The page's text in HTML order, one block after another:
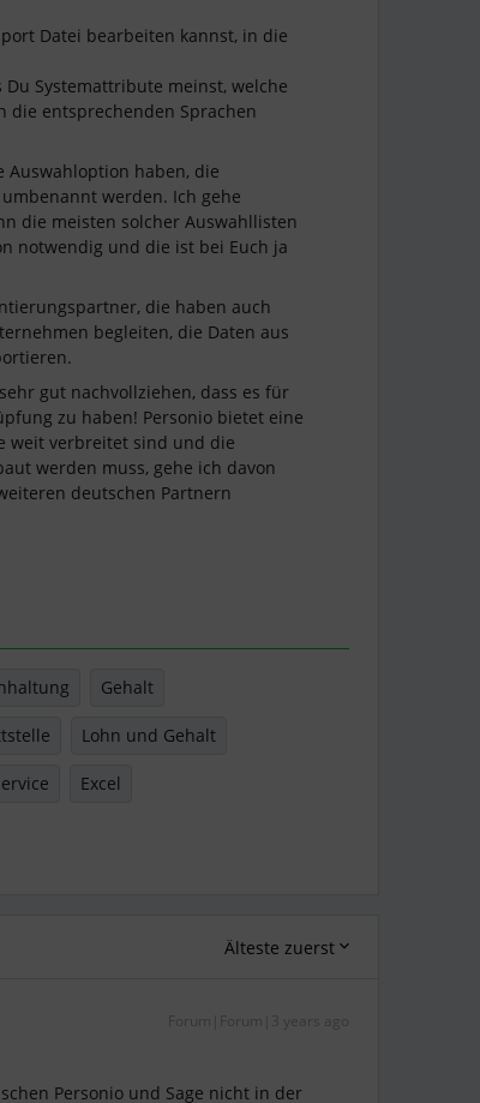
Datei bearbeiten kannst, in die
Systemattribute meinst, welche
die entsprechenden Sprachen
Auswahloption haben, die
werden. Ich gehe
die meisten solcher Auswahllisten
notwendig und die ist bei Euch ja
die haben auch
begleiten, die Daten aus
gut nachvollziehen, dass es für
zu haben! Personio bietet eine
weit verbreitet sind und die
werden muss, gehe ich davon
deutschen Partnern
Gehalt
Lohn und Gehalt
Excel
Älteste zuerst
Forum|Forum|3 years ago
Personio und Sage nicht in der